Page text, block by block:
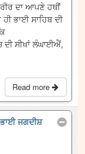
ਦਾ ਆਪਣੇ ਹਥੀਂ
ਭਾਈ ਸਾਹਿਬ ਦੀ
ਦੀ ਸੀਖਾਂ ਲੰਘਾਈਐਂ,
Read more
ਜਗਦੀਸ਼